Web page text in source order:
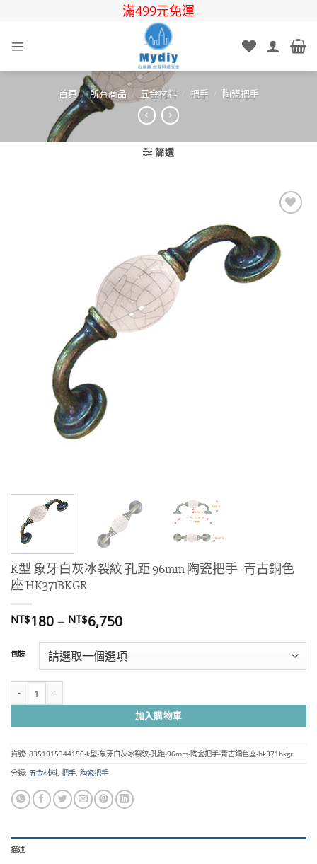
滿499元免運
首頁 / 所有商品 / 五金材料 / 把手 / 陶瓷把手
篩選
K型 象牙白灰冰裂紋 孔距 96mm 陶瓷把手- 青古銅色
座 HK371BKGR
NT$180– NT$6,750價
範
圍：
NT$180
NT$6,750
包裝
加入購物車
貨號: 8351915344150-k型-象牙白灰冰裂紋-孔距-96mm-陶瓷把手-青古銅色座-hk371bkgr
分類: 五金材料, 把手, 陶瓷把手
描述